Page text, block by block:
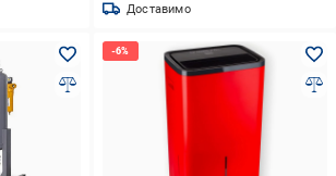
Доставимо